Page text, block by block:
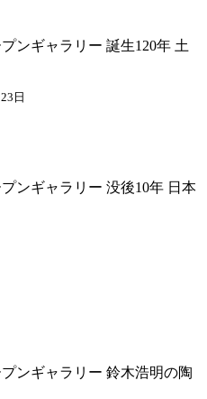
ンギャラリー 誕生120年 土
日
ンギャラリー 没後10年 日本
ンギャラリー 鈴木浩明の陶